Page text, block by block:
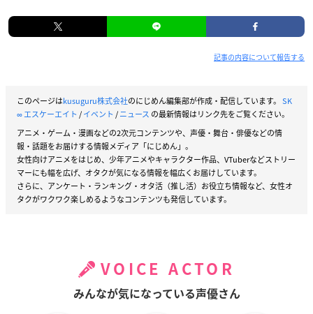
・キャラクターデザイン・総作画監督 千葉道徳描き下ろし三方
背＆デジケース仕様
（「Seize the Moment!!」 「Dimensions of the Wind」）
・オーディオコメンタリー
SK∞ エスケーエイト Vol.6
【発売日】
2021年8月25日（水）
【収録話数】
Blu-ray（完全生産限定版）：¥6,800＋税
DVD（完全生産限定版）：¥5,800＋税
記事の内容について報告する
このページはkusuguru株式会社のにじめん編集部が作成・配信しています。 SK
∞ エスケーエイト /イベント /ニュース の最新情報はリンク先をご覧ください。
アニメ・ゲーム・漫画などの2次元コンテンツや、声優・舞台・俳優などの情
報・話題をお届けする情報メディア「にじめん」。
女性向けアニメをはじめ、少年アニメやキャラクター作品、VTuberなどストリー
マーにも幅を広げ、オタクが気になる情報を幅広くお届けしています。
さらに、アンケート・ランキング・オタ活（推し活）お役立ち情報など、女性オ
タクがワクワク楽しめるようなコンテンツも発信しています。
VOICE ACTOR
みんなが気になっている声優さん